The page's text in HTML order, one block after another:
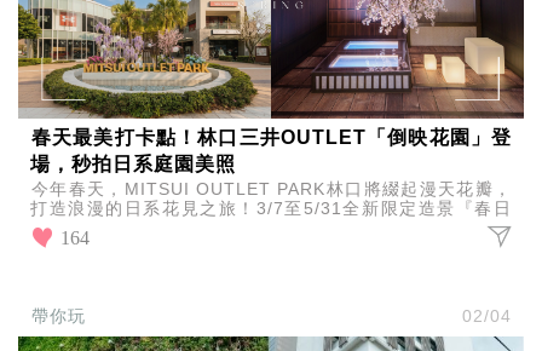
肖
運
勢
星
座
戀
愛
戀
愛
指
羞
話
春天最美打卡點！林口三井OUTLET「倒映花園」登
場，秒拍日系庭園美照
今年春天，MITSUI OUTLET PARK林口將綴起漫天花瓣，
打造浪漫的日系花見之旅！3/7至5/31全新限定造景『春日
倒映‧遇見美好』正式登場。
164
帶你玩 02/04